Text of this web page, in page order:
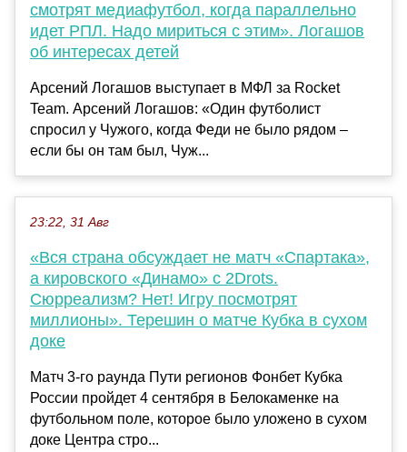
смотрят медиафутбол, когда параллельно
идет РПЛ. Надо мириться с этим». Логашов
об интересах детей
Арсений Логашов выступает в МФЛ за Rocket
Team. Арсений Логашов: «Один футболист
спросил у Чужого, когда Феди не было рядом –
если бы он там был, Чуж...
23:22, 31 Авг
«Вся страна обсуждает не матч «Спартака»,
а кировского «Динамо» с 2Drots.
Сюрреализм? Нет! Игру посмотрят
миллионы». Терешин о матче Кубка в сухом
доке
Матч 3-го раунда Пути регионов Фонбет Кубка
России пройдет 4 сентября в Белокаменке на
футбольном поле, которое было уложено в сухом
доке Центра стро...